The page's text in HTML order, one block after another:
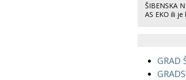
ŠIBENSKA
AS EKO ili
GRAD